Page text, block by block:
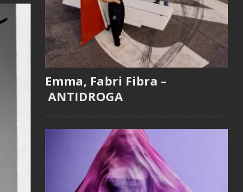
Emma, Fabri Fibra –
ANTIDROGA